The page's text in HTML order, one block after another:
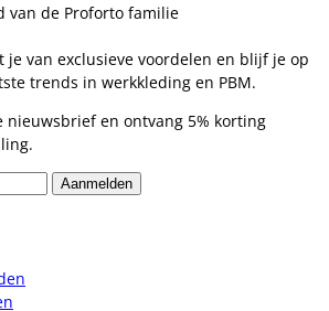
van de Proforto familie
je van exclusieve voordelen en blijf je op
trends in werkkleding en PBM.
nieuwsbrief en ontvang 5% korting